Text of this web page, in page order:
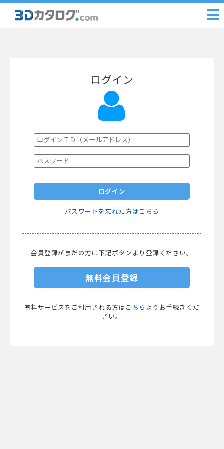
ログイン
ログイン
パスワードを忘れた方はこちら
会員登録がまだの方は下記ボタンより登録ください。
無料会員登録
有料サービスをご利用される方は こちら よりお手続きくだ
さい。